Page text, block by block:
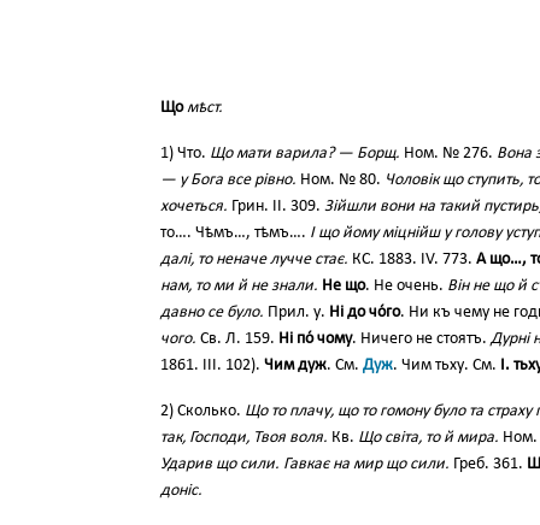
Що мѣст.
1) Что. Що мати варила? — Борщ. Ном. № 276. Вона
— у Бога все рівно. Ном. № 80. Чоловік що ступить,
хочеться. Грин. II. 309. Зійшли вони на такий
то…. Чѣмъ…, тѣмъ…. І що йому міцнійш у голову
далі, то неначе лучче стає. КС. 1883. IV. 773. А що…,
нам, то ми й не знали. Не що. Не очень. Він не що й
давно се було. Прил. у. Ні до чо́го. Ни къ чему не
чого. Св. Л. 159. Ні по́ чому. Ничего не стоятъ. Дурні
1861. III. 102). Чим дуж. См. Дуж. Чим тьху. См. І.
2) Сколько. Що то плачу, що то гомону було та страху
так, Господи, Твоя воля. Кв. Що світа, то й мира. Ном.
Ударив що сили. Гавкає на мир що сили. Греб. 361.
доніс.